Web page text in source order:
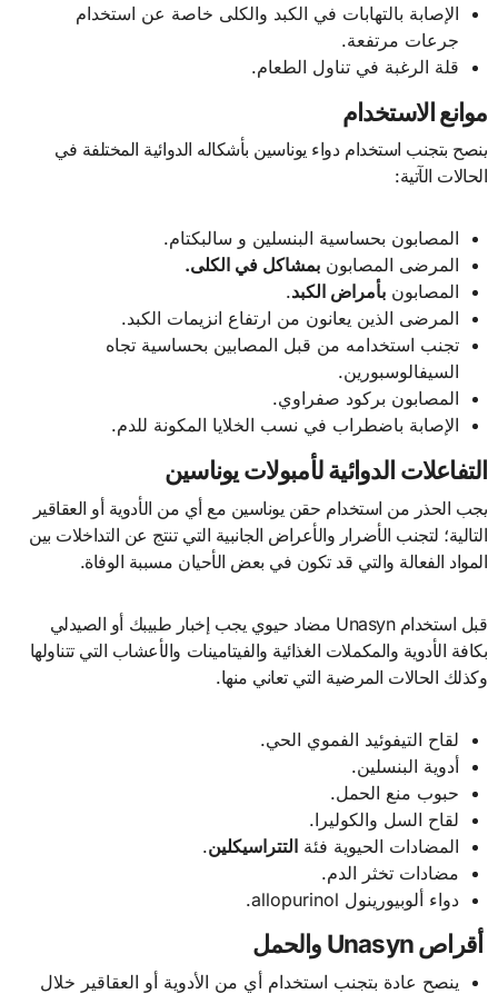
الإصابة بالتهابات في الكبد والكلى خاصة عن استخدام
جرعات مرتفعة.
قلة الرغبة في تناول الطعام.
موانع الاستخدام
ينصح بتجنب استخدام دواء يوناسين بأشكاله الدوائية المختلفة في
الحالات الآتية:
المصابون بحساسية البنسلين و سالبكتام.
المرضى المصابونبمشاكل في الكلى.
المصابونبأمراض الكبد.
المرضى الذين يعانون من ارتفاع انزيمات الكبد.
تجنب استخدامه من قبل المصابين بحساسية تجاه
السيفالوسبورين.
المصابون بركود صفراوي.
الإصابة باضطراب في نسب الخلايا المكونة للدم.
التفاعلات الدوائية لأمبولات يوناسين
يجب الحذر من استخدام حقن يوناسين مع أي من الأدوية أو العقاقير
التالية؛ لتجنب الأضرار والأعراض الجانبية التي تنتج عن التداخلات بين
المواد الفعالة والتي قد تكون في بعض الأحيان مسببة الوفاة.
قبل استخدام Unasyn مضاد حيوي يجب إخبار طبيبك أو الصيدلي
بكافة الأدوية والمكملات الغذائية والفيتامينات والأعشاب التي تتناولها
وكذلك الحالات المرضية التي تعاني منها.
لقاح التيفوئيد الفموي الحي.
أدوية البنسلين.
حبوب منع الحمل.
لقاح السل والكوليرا.
المضادات الحيوية فئةالتتراسيكلين.
مضادات تخثر الدم.
دواء ألوبيورينول allopurinol.
أقراص Unasyn والحمل
ينصح عادة بتجنب استخدام أي من الأدوية أو العقاقير خلال